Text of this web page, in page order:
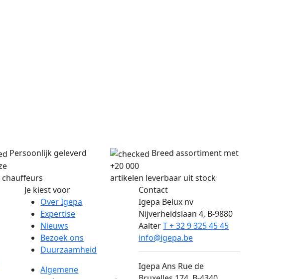
Persoonlijk geleverd
chauffeurs
Breed assortiment met
+20 000
artikelen leverbaar uit stock
Je kiest voor
Over Igepa
Expertise
Nieuws
Bezoek ons
Duurzaamheid
Algemene
Contact
Igepa Belux nv
Nijverheidslaan 4, B-9880
AalterT + 32 9 325 45 45
info@igepa.be
Igepa Ans Rue de